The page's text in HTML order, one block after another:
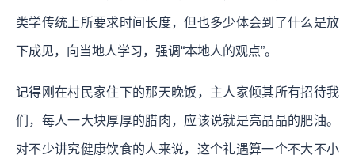
类学传统上所要求时间长度，但也多少体会到了什么是放
下成见，向当地人学习，强调“本地人的观点”。
记得刚在村民家住下的那天晚饭，主人家倾其所有招待我
们，每人一大块厚厚的腊肉，应该说就是亮晶晶的肥油。
对不少讲究健康饮食的人来说，这个礼遇算一个不大不小